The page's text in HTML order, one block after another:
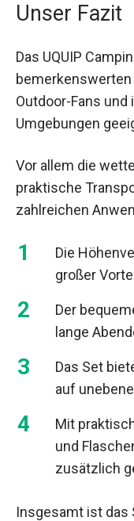
Unser Fazit
Das UQUIP
Outdoor-Fans
Umgebungen
Vor allem die
praktische
zahlreichen
Die
großer
Der
lange
Das Set
auf
Mit
und
zusätzlich
Insgesamt ist das